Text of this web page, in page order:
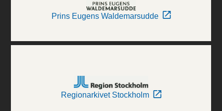
Prins Eugens Waldemarsudde
Regionarkivet Stockholm